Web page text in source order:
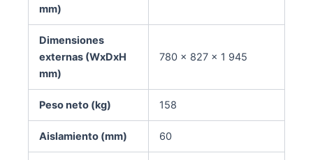
mm)
Dimensiones
externas (WxDxH
mm)
780 × 827 × 1 945
Peso neto (kg) 158
Aislamiento (mm) 60